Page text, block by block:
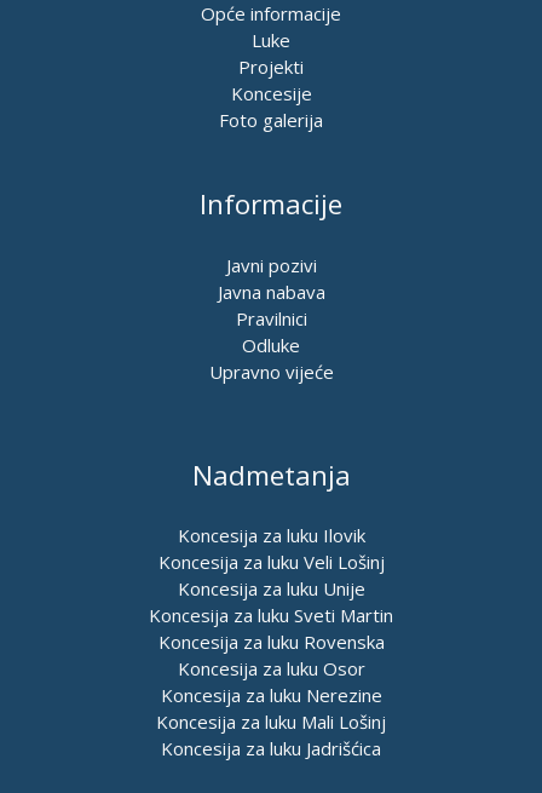
Opće informacije
Luke
Projekti
Koncesije
Foto galerija
Informacije
Javni pozivi
Javna nabava
Pravilnici
Odluke
Upravno vijeće
Nadmetanja
Koncesija za luku Ilovik
Koncesija za luku Veli Lošinj
Koncesija za luku Unije
Koncesija za luku Sveti Martin
Koncesija za luku Rovenska
Koncesija za luku Osor
Koncesija za luku Nerezine
Koncesija za luku Mali Lošinj
Koncesija za luku Jadrišćica